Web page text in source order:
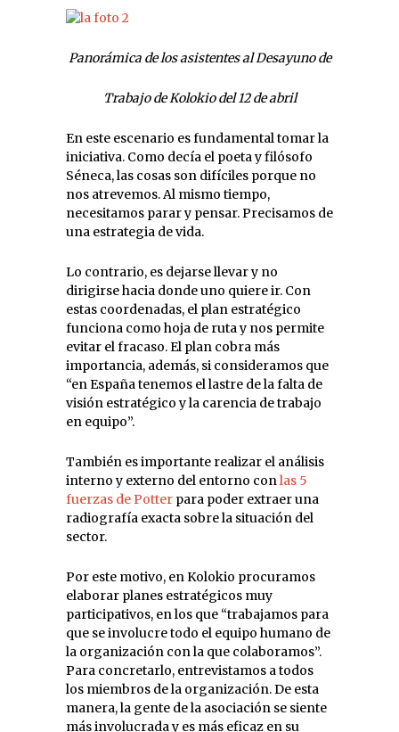
Panorámica de los asistentes al Desayuno de
Trabajo de Kolokio del 12 de abril
En este escenario es fundamental tomar la
iniciativa. Como decía el poeta y filósofo
Séneca, las cosas son difíciles porque no
nos atrevemos. Al mismo tiempo,
necesitamos parar y pensar. Precisamos de
una estrategia de vida.
Lo contrario, es dejarse llevar y no
dirigirse hacia donde uno quiere ir. Con
estas coordenadas, el plan estratégico
funciona como hoja de ruta y nos permite
evitar el fracaso. El plan cobra más
importancia, además, si consideramos que
“en España tenemos el lastre de la falta de
visión estratégico y la carencia de trabajo
en equipo”.
También es importante realizar el análisis
interno y externo del entorno conlas 5
fuerzas de Potter para poder extraer una
radiografía exacta sobre la situación del
sector.
Por este motivo, en Kolokio procuramos
elaborar planes estratégicos muy
participativos, en los que “trabajamos para
que se involucre todo el equipo humano de
la organización con la que colaboramos”.
Para concretarlo, entrevistamos a todos
los miembros de la organización. De esta
manera, la gente de la asociación se siente
más involucrada y es más eficaz en su